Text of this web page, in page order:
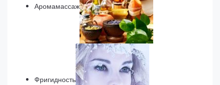
Аромамассаж
Фригидность